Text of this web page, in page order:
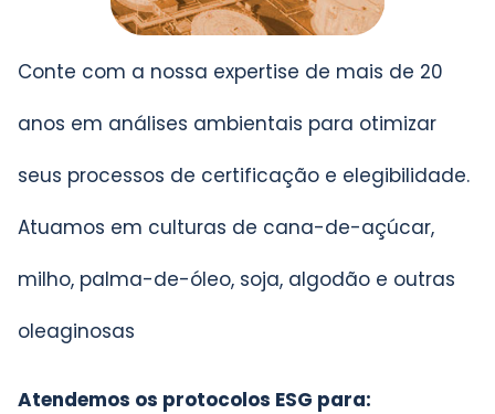
Conte com a nossa expertise de mais de 20
anos em análises ambientais para otimizar
seus processos de certificação e elegibilidade.
Atuamos em culturas de cana-de-açúcar,
milho, palma-de-óleo, soja, algodão e outras
oleaginosas
Atendemos os protocolos ESG para: